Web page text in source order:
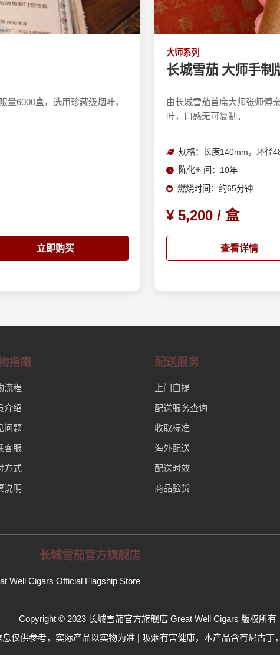
量6000盒，选用珍藏级烟叶，
立即购买
大师系列
长城雪茄 大师手制
由长城雪茄首席大师张师傅
叶，口感无可复制。
规格：长度140mm，环径
陈化时间：10年
燃烧时间：约65分钟
¥ 5,200 / 盒
查看详情
指南
流程
介绍
问题
客服
方式
说明
配送服务
上门自提
配送服务查询
收取标准
海外配送
配送时效
商品验货
长城雪茄官方旗舰店
Well Cigars Official Flagship Store
Copyright © 2023 长城雪茄官方旗舰店 Great Well Cigars 版权所有
仅供参考，实际产品以实物为准 | 吸烟有害健康，本产品含有尼古丁